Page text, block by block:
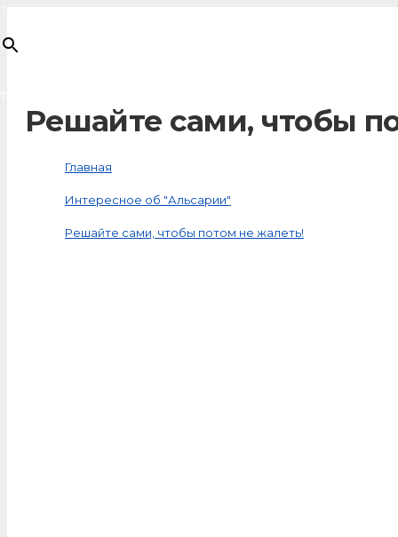
Решайте сами, чтобы
Главная
Интересное об "Альсарии"
Решайте сами, чтобы потом не жалеть!